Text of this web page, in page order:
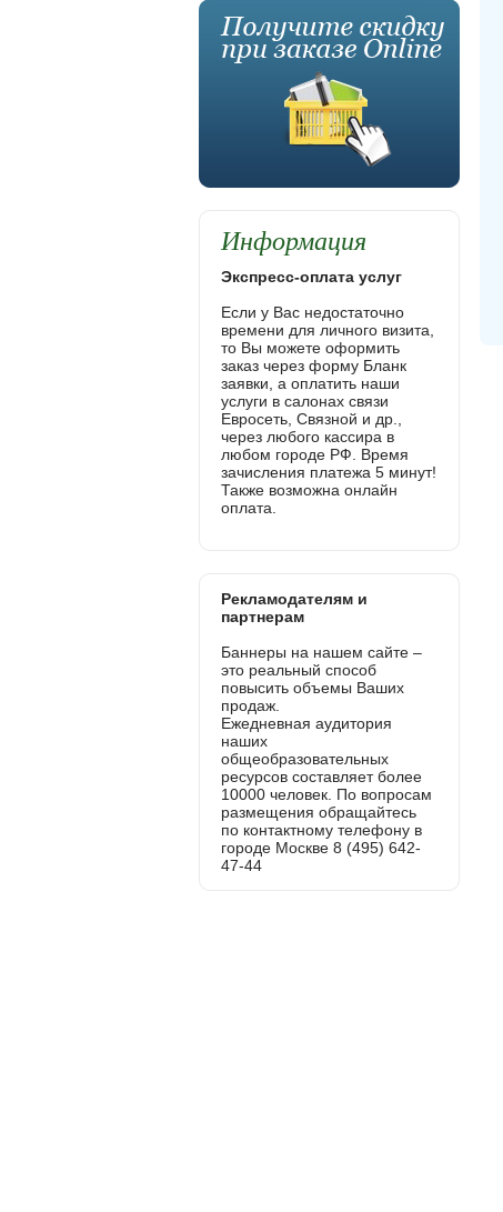
Информация
Экспресс-оплата услуг
Если у Вас недостаточно
времени для личного визита,
то Вы можете оформить
заказ через форму Бланк
заявки, а оплатить наши
услуги в салонах связи
Евросеть, Связной и др.,
через любого кассира в
любом городе РФ. Время
зачисления платежа 5 минут!
Также возможна онлайн
оплата.
Рекламодателям и
партнерам
Баннеры на нашем сайте –
это реальный способ
повысить объемы Ваших
продаж.
Ежедневная аудитория
наших
общеобразовательных
ресурсов составляет более
10000 человек. По вопросам
размещения обращайтесь
по контактному телефону в
городе Москве 8 (495) 642-
47-44